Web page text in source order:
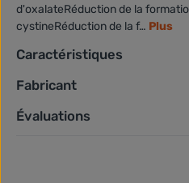
d'oxalateRéduction de la
cystineRéduction de la f… Plus
Caractéristiques
Fabricant
Évaluations